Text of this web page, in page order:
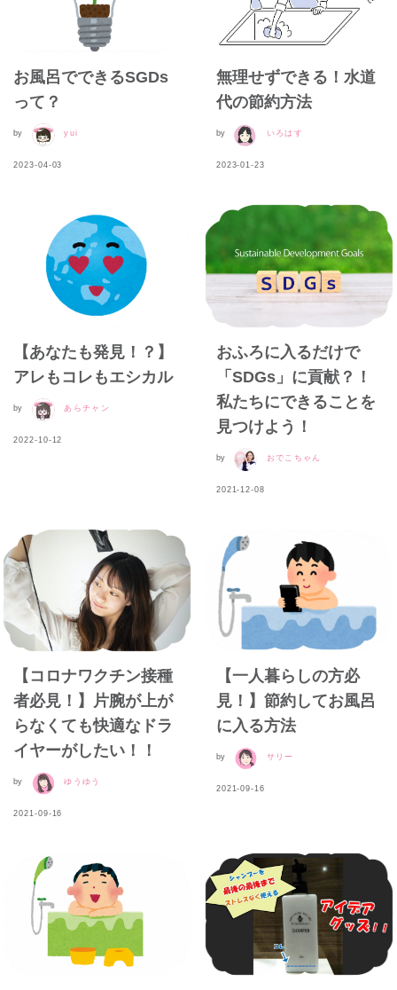
お風呂でできるSGDs
って？
by yui
2023-04-03
無理せずできる！水道
代の節約方法
by いろはす
2023-01-23
【あなたも発見！？】
アレもコレもエシカル
by あらチャン
2022-10-12
おふろに入るだけで
「SDGs」に貢献？！
私たちにできることを
見つけよう！
by おでこちゃん
2021-12-08
【コロナワクチン接種
者必見！】片腕が上が
らなくても快適なドラ
イヤーがしたい！！
by ゆうゆう
2021-09-16
【一人暮らしの方必
見！】節約してお風呂
に入る方法
by サリー
2021-09-16